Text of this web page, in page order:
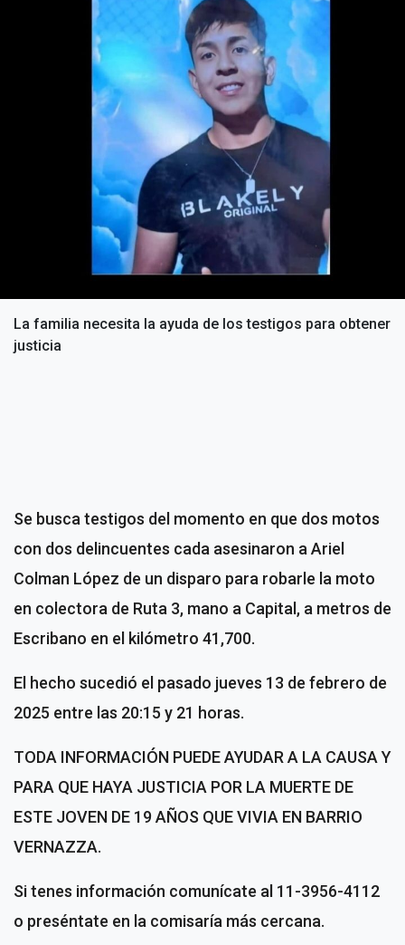
La familia necesita la ayuda de los testigos para obtener
justicia
Se busca testigos del momento en que dos motos
con dos delincuentes cada asesinaron a Ariel
Colman López de un disparo para robarle la moto
en colectora de Ruta 3, mano a Capital, a metros de
Escribano en el kilómetro 41,700.
El hecho sucedió el pasado jueves 13 de febrero de
2025 entre las 20:15 y 21 horas.
TODA INFORMACIÓN PUEDE AYUDAR A LA CAUSA Y
PARA QUE HAYA JUSTICIA POR LA MUERTE DE
ESTE JOVEN DE 19 AÑOS QUE VIVIA EN BARRIO
VERNAZZA.
Si tenes información comunícate al 11-3956-4112
o preséntate en la comisaría más cercana.